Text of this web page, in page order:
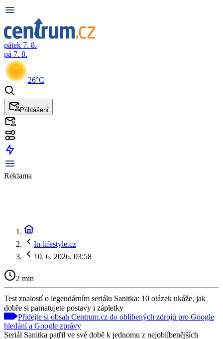
pátek 7. 8.
pá 7. 8.
26°C
Přihlášení
Reklama
In-lifestyle.cz
10. 6. 2026, 03:58
2 min
Test znalostí o legendárním seriálu Sanitka: 10 otázek ukáže, jak
dobře si pamatujete postavy i zápletky
Přidejte si obsah Centrum.cz do oblíbených zdrojů pro Google
hledání a Google zprávy
Seriál Sanitka patřil ve své době k jednomu z nejoblíbenějších